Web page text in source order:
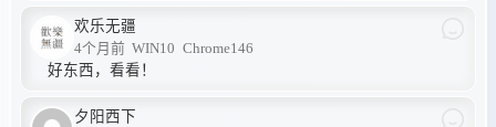
欢乐无疆
4个月前 WIN10 Chrome146
好东西，看看！
夕阳西下